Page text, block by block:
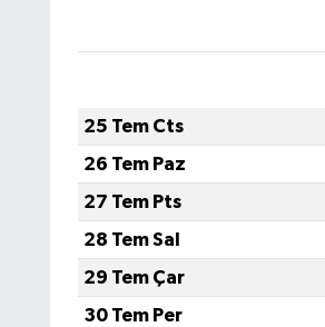
25 Tem Cts
26 Tem Paz
27 Tem Pts
28 Tem Sal
29 Tem Çar
30 Tem Per